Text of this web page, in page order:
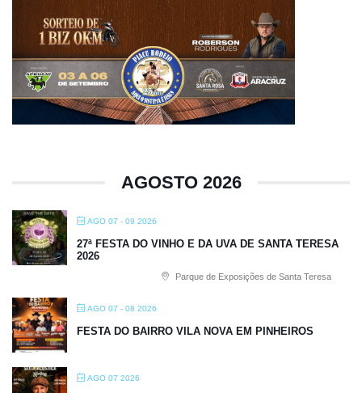
AGOSTO 2026
AGO 07 - 09 2026
27ª FESTA DO VINHO E DA UVA DE SANTA TERESA
2026
Parque de Exposições de Santa Teresa
AGO 07 - 08 2026
FESTA DO BAIRRO VILA NOVA EM PINHEIROS
AGO 07 2026